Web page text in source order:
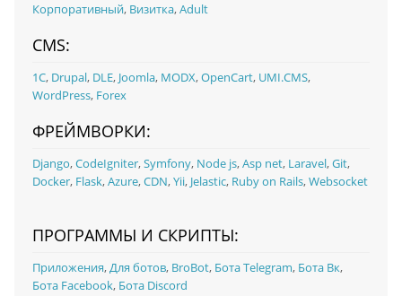
Корпоративный, Визитка,Adult
CMS:
1С, Drupal, DLE, Joomla, MODX,OpenCart, UMI.CMS,
WordPress, Forex
ФРЕЙМВОРКИ:
Django,CodeIgniter,Symfony, Node js,Asp net, Laravel,Git,
Docker, Flask,Azure,CDN,Yii, Jelastic, Ruby on Rails,Websocket
ПРОГРАММЫ И СКРИПТЫ:
Приложения,Для ботов, BroBot, Бота Telegram, Бота Вк,
Бота Facebook, Бота Discord